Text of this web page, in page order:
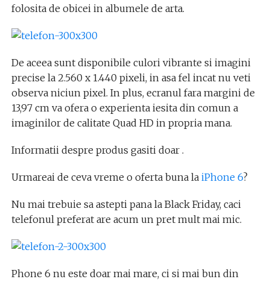
folosita de obicei in albumele de arta.
De aceea sunt disponibile culori vibrante si imagini
precise la 2.560 x 1.440 pixeli, in asa fel incat nu veti
observa niciun pixel. In plus, ecranul fara margini de
13,97 cm va ofera o experienta iesita din comun a
imaginilor de calitate Quad HD in propria mana.
Informatii despre produs gasiti doar .
Urmareai de ceva vreme o oferta buna la iPhone 6?
Nu mai trebuie sa astepti pana la Black Friday, caci
telefonul preferat are acum un pret mult mai mic.
Phone 6 nu este doar mai mare, ci si mai bun din